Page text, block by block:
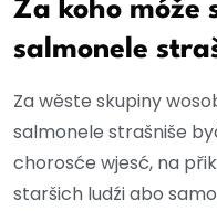
Za koho móže
salmonele
Za wěste skupiny
salmonele strašniše
chorosće wjesć, na
staršich ludźi abo